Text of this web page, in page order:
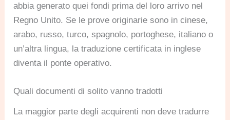
abbia generato quei fondi prima del loro arrivo nel
Regno Unito. Se le prove originarie sono in cinese,
arabo, russo, turco, spagnolo, portoghese, italiano o
un’altra lingua, la traduzione certificata in inglese
diventa il ponte operativo.
Quali documenti di solito vanno tradotti
La maggior parte degli acquirenti non deve tradurre